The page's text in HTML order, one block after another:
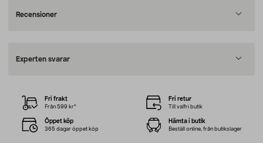
Recensioner
Experten svarar
Fri frakt
Från 599 kr*
Fri retur
Till valfri butik
Öppet köp
365 dagar öppet köp
Hämta i butik
Beställ online, från butikslager